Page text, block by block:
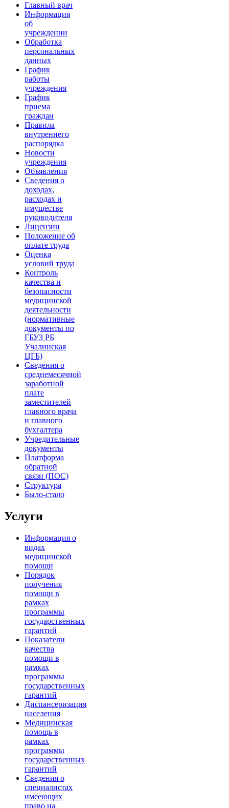
Главный врач
Информация
об
учреждении
Обработка
персональных
данных
График
работы
учреждения
График
приема
граждан
Правила
внутреннего
распорядка
Новости
учреждения
Объявления
Сведения о
доходах,
расходах и
имуществе
руководителя
Лицензии
Положение об
оплате труда
Оценка
условий труда
Контроль
качества и
безопасности
медицинской
деятельности
(нормативные
документы по
ГБУЗ РБ
Учалинская
ЦГБ)
Сведения о
среднемесячной
заработной
плате
заместителей
главного врача
и главного
бухгалтера
Учредительные
документы
Платформа
обратной
связи (ПОС)
Структура
Было-стало
Услуги
Информация о
видах
медицинской
помощи
Порядок
получения
помощи в
рамках
программы
государственных
гарантий
Показатели
качества
помощи в
рамках
программы
государственных
гарантий
Диспансеризация
населения
Медицинская
помощь в
рамках
программы
государственных
гарантий
Сведения о
специалистах
имееющих
право на